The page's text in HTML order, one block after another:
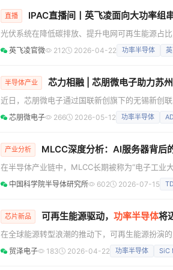
直播 IPAC直播间丨英飞凌面向大功率组
光伏系统在降低碳排放、提升电网可再生能源占
的需求，持续推动着功率半导体器件的进步，英
英飞凌官微 212 2026-04-22 功率半导体
半导体产业 芯力相融 | 芯朋微电子助力苏
近日，芯朋微电子通过国联新创旗下的无锡新创
限公司（以下简称“领慧立芯”）完成B轮近亿元
芯朋微电子 266 2026-05-12 功率半导体
产业分析 MLCC深度分析：AI服务器背后
在半导体产业链中，MLCC长期被称为“电子工业
进制程、光刻机、先进封装那样自带技术叙事，
中国科学院半导体研究所 602 2026-07-15
芯片新品 可再生能源驱动， 功率半导体将
在全球能源转型浪潮的推动下，可再生能源扮演
等新兴功率电子应用的长足发展。 以全球太阳
贸泽电子 183 2026-04-22 功率半导体 SiC